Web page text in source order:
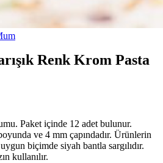
Renk Krom Pasta
Paket içinde 12 adet bulunur.
ve 4 mm çapındadır. Ürünlerin
biçimde siyah bantla sargılıdır.
kullanılır.